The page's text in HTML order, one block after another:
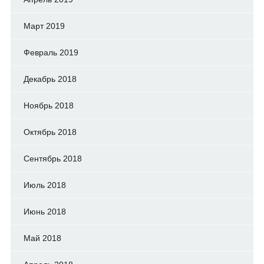
Март 2019
Февраль 2019
Декабрь 2018
Ноябрь 2018
Октябрь 2018
Сентябрь 2018
Июль 2018
Июнь 2018
Май 2018